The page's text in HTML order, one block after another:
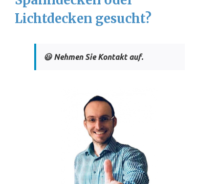
Lichtdecken gesucht?
😃 Nehmen Sie Kontakt auf.